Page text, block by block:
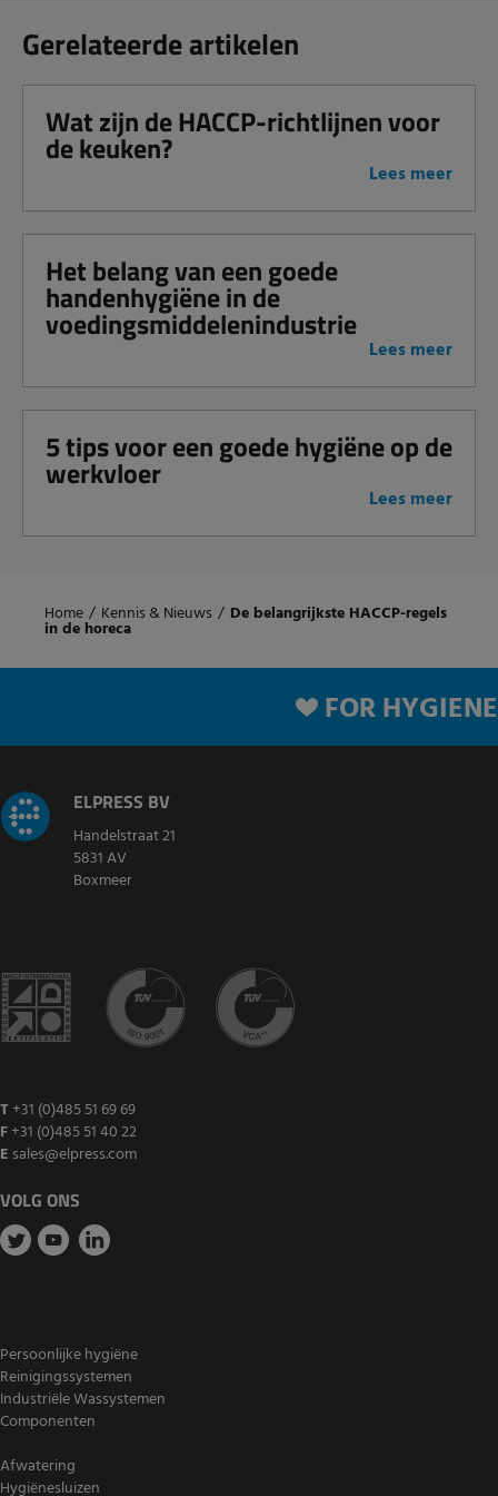
Gerelateerde artikelen
Wat zijn de HACCP-richtlijnen voor
de keuken?
Lees meer
Het belang van een goede
handenhygiëne in de
voedingsmiddelenindustrie
Lees meer
5 tips voor een goede hygiëne op de
werkvloer
Lees meer
Home / Kennis & Nieuws / De belangrijkste HACCP-regels
in de horeca
FOR HYGIENE
ELPRESS BV
Handelstraat 21
5831 AV
Boxmeer
T +31 (0)485 51 69 69
F+31 (0)485 51 40 22
E sales@elpress.com
VOLG ONS
Persoonlijke hygiëne
Reinigingssystemen
Industriële Wassystemen
Componenten
Afwatering
Hygiënesluizen